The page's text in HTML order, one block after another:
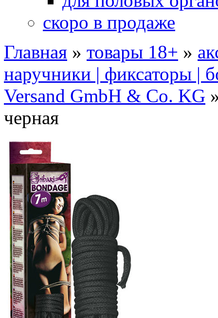
скоро в продаже
Главная » товары 18+ »
наручники | фиксаторы |
Versand GmbH & Co. KG
черная